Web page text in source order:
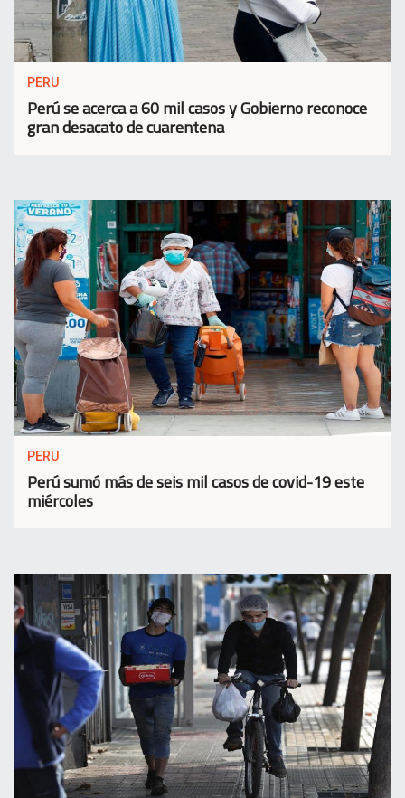
PERU
Perú se acerca a 60 mil casos y Gobierno reconoce
gran desacato de cuarentena
PERU
Perú sumó más de seis mil casos de covid-19 este
miércoles